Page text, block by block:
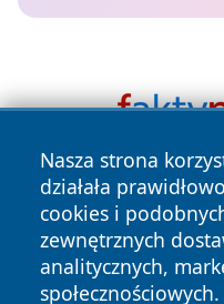
Nasza strona
działała
cookies i
zewnętrznych
analitycznych,